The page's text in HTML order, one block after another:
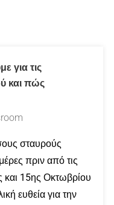
για τις
και πώς
σταυρούς
πριν από τις
και 15ης Οκτωβρίου
ευθεία για την